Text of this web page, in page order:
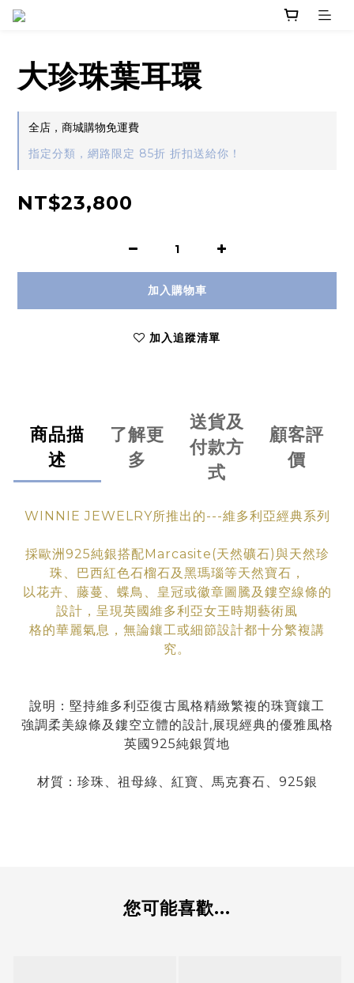
大珍珠葉耳環
全店，商城購物免運費
指定分類，網路限定 85折 折扣送給你！
NT$23,800
加入購物車
加入追蹤清單
商品描
述
了解更
多
送貨及
付款方
式
顧客評
價
WINNIE JEWELRY所推出的---維多利亞經典系列
採歐洲925純銀搭配Marcasite(天然礦石)與天然珍
珠、巴西紅色石榴石及黑瑪瑙等天然寶石，
以花卉、藤蔓、蝶鳥、皇冠或徽章圖騰及鏤空線條的
設計，呈現英國維多利亞女王時期藝術風
格的華麗氣息 ，無論鑲工或細節設計都十分繁複講
究。
說明：堅持維多利亞復古風格精緻繁複的珠寶鑲工
強調柔美線條及鏤空立體的設計,展現經典的優雅風格
英國925純銀質地
材質 ：珍珠、祖母綠、紅寶、 馬克賽石、925銀
您可能喜歡...